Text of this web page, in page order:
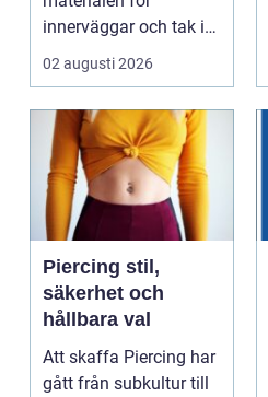
innerväggar och tak i
både bostäder och of...
02 augusti 2026
Piercing stil,
säkerhet och
hållbara val
Att skaffa Piercing har
gått från subkultur till